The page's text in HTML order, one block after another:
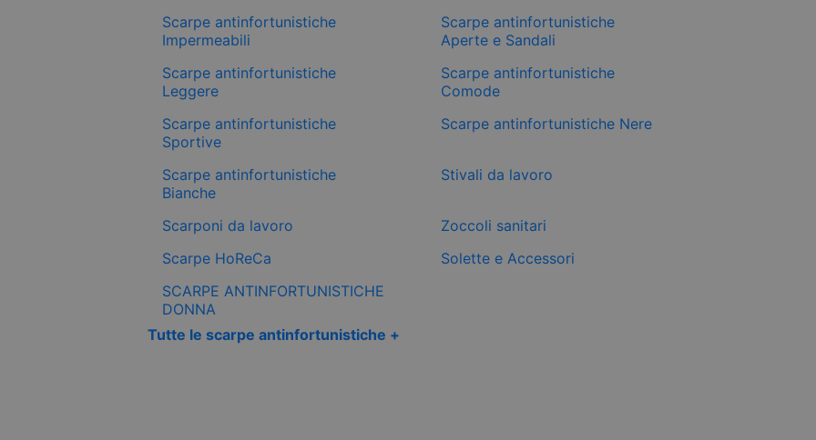
Scarpe antinfortunistiche
Impermeabili
Scarpe antinfortunistiche
Aperte e Sandali
Scarpe antinfortunistiche
Leggere
Scarpe antinfortunistiche
Comode
Scarpe antinfortunistiche
Sportive
Scarpe antinfortunistiche Nere
Scarpe antinfortunistiche
Bianche
Stivali da lavoro
Scarponi da lavoro
Zoccoli sanitari
Scarpe HoReCa
Solette e Accessori
SCARPE ANTINFORTUNISTICHE
DONNA
Tutte le scarpe antinfortunistiche +